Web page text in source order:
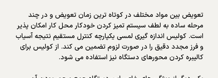
تعویض بین مواد مختلف در کوتاه ترین زمان تعویض و در چند
مرحله ساده به لطف سیستم تمیز کردن خودکار محل کار امکان پذیر
است. کولیس اندازه گیری لمسی یکپارچه کنترل مستقیم نتیجه آسیاب
و فرز مجدد دقیق را در صورت لزوم تضمین می کند. از کولیس برای
کالیبره کردن محورهای دستگاه نیز استفاده می شود.